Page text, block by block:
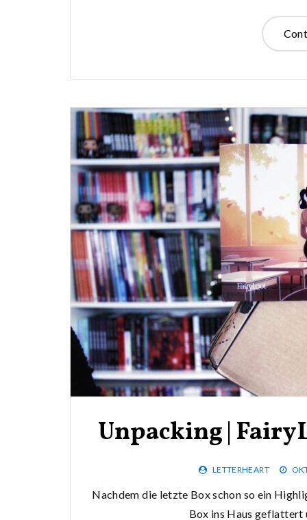
Unpacking |
LETTERHEART
Nachdem die letzte Box schon so ein
Box ins Haus geflattert